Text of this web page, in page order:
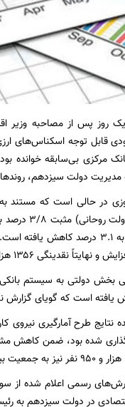
کشور یک روز پس از
قابل توجه اسکناس‌های
مرکزی بی‌سابقه خوانده
مدیریت دولت سیزدهم،
شده بود، ضمن کاهش
رسمی اعلام شده از
در دولت سیزدهم به